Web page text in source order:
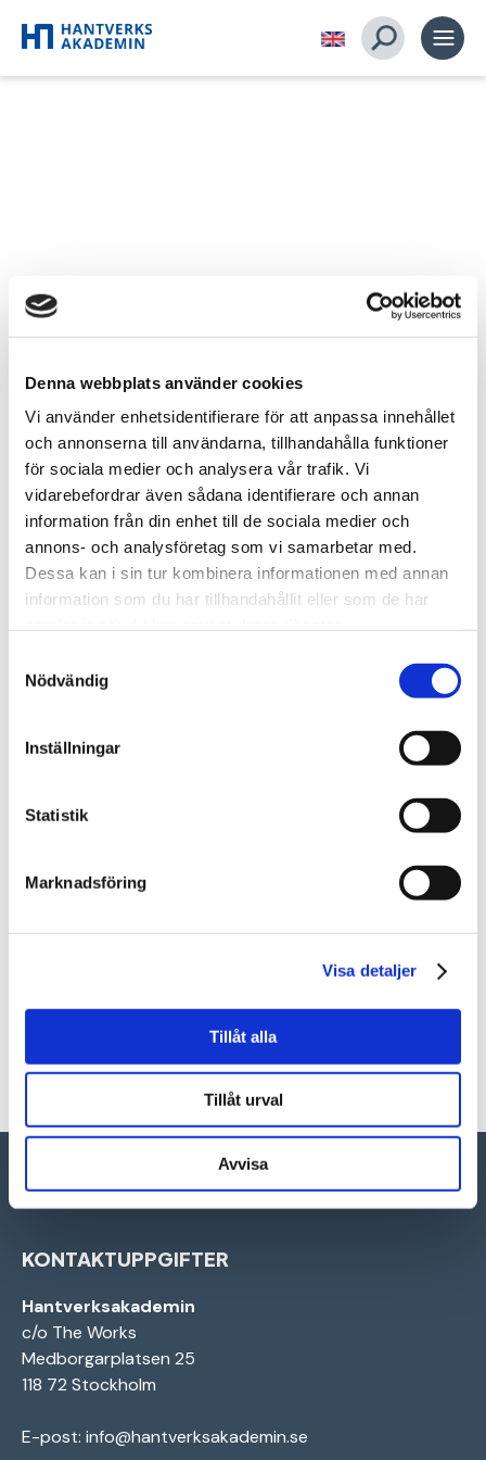
Denna webbplats använder cookies
Vi använder enhetsidentifierare för att anpassa innehållet
och annonserna till användarna, tillhandahålla funktioner
för sociala medier och analysera vår trafik. Vi
vidarebefordrar även sådana identifierare och annan
information från din enhet till de sociala medier och
annons- och analysföretag som vi samarbetar med.
Dessa kan i sin tur kombinera informationen med annan
information som du har tillhandahållit eller som de har
Nödvändig
Inställningar
Statistik
Marknadsföring
Visa detaljer
Tillåt alla
Tillåt urval
Avvisa
Alice Forslind : konstinramare
Mitt examensarbete består av två ramar - den ena är
förgylld med bladguld och slagmetall, och den andra är
tillverkad i massiv ek och med dekorationer i björk. De
inramade konstverken är också gjorda av mig: en
förgylld träskulptur och en färgteckning på papper.
KONTAKTUPPGIFTER
Hantverksakademin
c/o The Works
Medborgarplatsen 25
118 72 Stockholm
E-post: info@hantverksakademin.se